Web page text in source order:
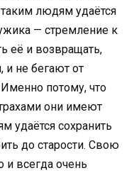
людям удаётся
— стремление к
её и возвращать,
не бегают от
потому, что
они имеют
удаётся сохранить
до старости. Свою
всегда очень